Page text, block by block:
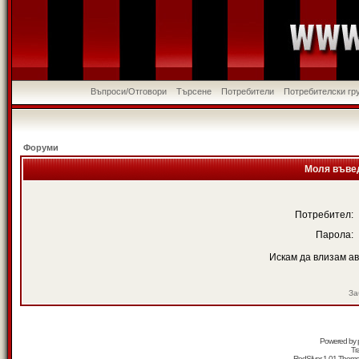
Въпроси/Отговори Търсене Потребители Потребителски
Форуми
Моля
Потребител:
Парола:
Искам да влизам
Powered by